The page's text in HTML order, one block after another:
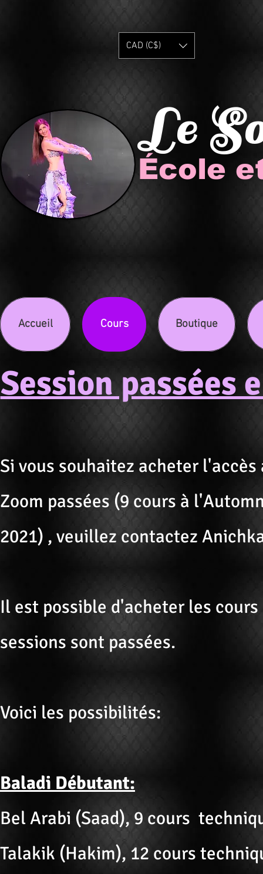
CAD (C$)
Le
École
Session passées
Si vous souhaitez acheter
Zoom passées (9 cours à
2021) , veuillez contactez
Il est possible d'acheter les
sessions sont passées.
Voici les possibilités:
Baladi Débutant:
Bel Arabi (Saad), 9 cours
Talakik (Hakim), 12 cours
Accueil Cours Boutique